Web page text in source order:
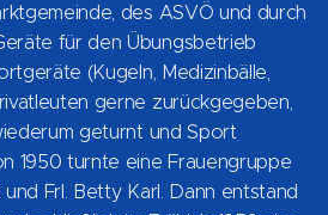
des ASVÖ und durch
für den Übungsbetrieb
(Kugeln, Medizinbälle,
gerne zurückgegeben,
geturnt und Sport
1950 turnte eine Frauengruppe
Frl. Betty Karl. Dann entstand